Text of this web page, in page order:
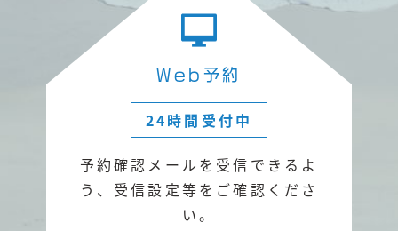
Web予約
24時間受付中
予約確認メールを受信できるよ
う、 受信設定等をご確認くださ
い。